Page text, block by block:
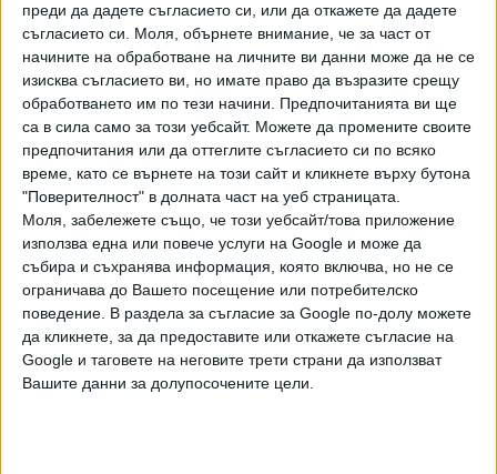
преди да дадете съгласието си, или да откажете да дадете
съгласието си. Моля, обърнете внимание, че за част от
начините на обработване на личните ви данни може да не се
изисква съгласието ви, но имате право да възразите срещу
обработването им по тези начини. Предпочитанията ви ще
са в сила само за този уебсайт. Можете да промените своите
предпочитания или да оттеглите съгласието си по всяко
време, като се върнете на този сайт и кликнете върху бутона
"Поверителност" в долната част на уеб страницата.
Моля, забележете също, че този уебсайт/това приложение
използва една или повече услуги на Google и може да
събира и съхранява информация, която включва, но не се
ограничава до Вашето посещение или потребителско
поведение. В раздела за съгласие за Google по-долу можете
да кликнете, за да предоставите или откажете съгласие на
Google и таговете на неговите трети страни да използват
Вашите данни за долупосочените цели.
Днес бюджетната комисия в парламента ще гледа на
първо четене поредното удължаване на действието на
стария бюджет. Служебният кабинет внесе
законопроект, с който се предлага бюджетът за 2022 г.
да продължи да се изпълнява до гласуване на нов
бюджет за 2023 г. като при събирането на приходи и
разходването на средства се отчитат всички направени
вече законови промени.
Освен това служебното правителство предлага да
отпадне забраната, наложена от предното Народно
събрание, да се ползват за текущи
разходи европейските средства и парите на Сребърния
фонд във Фискалния резерв на държавата. Според
финансовия министър Росица Велкова разблокирането